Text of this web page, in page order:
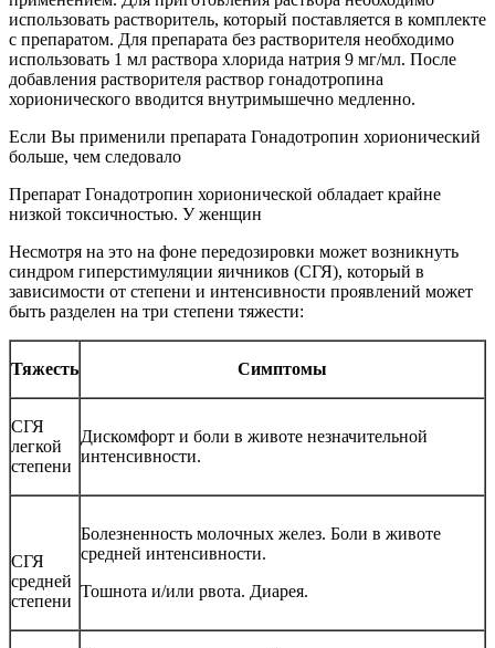
использовать растворитель, который поставляется в комплекте
с препаратом. Для препарата без растворителя необходимо
использовать 1 мл раствора хлорида натрия 9 мг/мл. После
добавления растворителя раствор гонадотропина
хорионического вводится внутримышечно медленно.
Если Вы применили препарата Гонадотропин хорионический
больше, чем следовало
Препарат Гонадотропин хорионической обладает крайне
низкой токсичностью. У женщин
Несмотря на это на фоне передозировки может возникнуть
синдром гиперстимуляции яичников (СГЯ), который в
зависимости от степени и интенсивности проявлений может
быть разделен на три степени тяжести:
Тяжесть Симптомы
СГЯ
легкой
степени
Дискомфорт и боли в животе незначительной
интенсивности.
СГЯ
средней
степени
Болезненность молочных желез. Боли в животе
средней интенсивности.
Тошнота и/или рвота. Диарея.